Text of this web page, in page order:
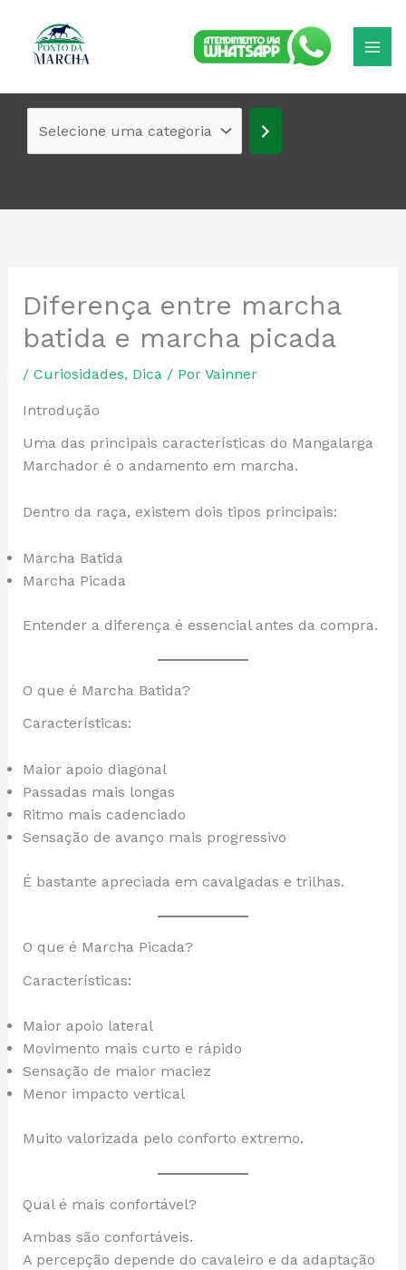
uma
categoria
Diferença entre marcha
batida e marcha picada
/ Curiosidades, Dica/ Por Vainner
Introdução
Uma das principais características do Mangalarga
Marchador é o andamento em marcha.
Dentro da raça, existem dois tipos principais:
Marcha Batida
Marcha Picada
Entender a diferença é essencial antes da compra.
O que é Marcha Batida?
Características:
Maior apoio diagonal
Passadas mais longas
Ritmo mais cadenciado
Sensação de avanço mais progressivo
É bastante apreciada em cavalgadas e trilhas.
O que é Marcha Picada?
Características:
Maior apoio lateral
Movimento mais curto e rápido
Sensação de maior maciez
Menor impacto vertical
Muito valorizada pelo conforto extremo.
Qual é mais confortável?
Ambas são confortáveis.
A percepção depende do cavaleiro e da adaptação